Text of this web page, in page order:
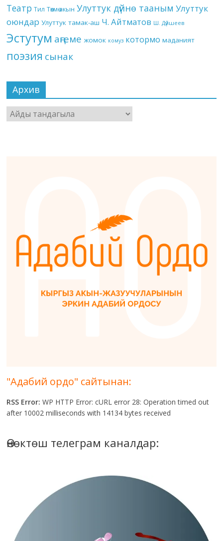
Театр Тил Төкмө акын Улуттук дүйнө тааным Улуттук
оюндар Улуттук тамак-аш Ч. Айтматов Ш. Дүйшеев
Эстутум аңгеме жомок комуз котормо маданият
поэзия сынак
Архив
Архив
"Адабий ордо" сайтынан:
RSS Error: WP HTTP Error: cURL error 28: Operation timed out
after 10002 milliseconds with 14134 bytes received
Өнөктөш телеграм каналдар: